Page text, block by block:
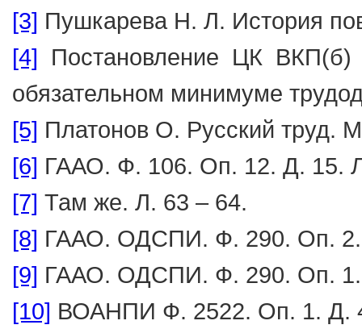
[3] Пушкарева Н. Л. История
[4] Постановление ЦК
обязательном минимуме
[5] Платонов О. Русский труд.
[6] ГААО. Ф. 106. Оп. 12. Д. 15.
[7] Там же. Л. 63 – 64.
[8] ГААО. ОДСПИ. Ф. 290. Оп. 2.
[9] ГААО. ОДСПИ. Ф. 290. Оп. 1.
[10] ВОАНПИ Ф. 2522. Оп. 1. Д.